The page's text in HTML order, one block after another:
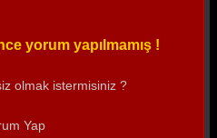
yorum yapılmamış !
olmak istermisiniz ?
Yap